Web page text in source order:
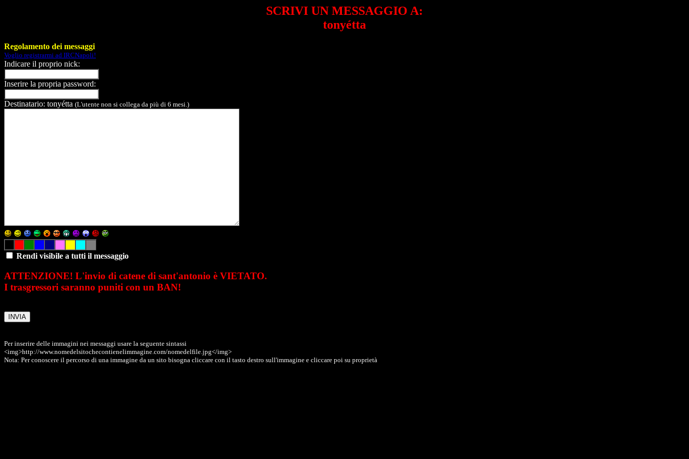
SCRIVI UN MESSAGGIO A:
tonyétta
Regolamento dei messaggi
Voglio registrarmi ad IRCNapoli!
Indicare il proprio nick:
Inserire la propria password:
Destinatario: tonyétta (L'utente non si collega da più di 6 mesi.)
Rendi visibile a tutti il messaggio
ATTENZIONE! L'invio di catene di sant'antonio è VIETATO.
I trasgressori saranno puniti con un BAN!
Per inserire delle immagini nei messaggi usare la seguente sintassi
<img>http://www.nomedelsitochecontienelimmagine.com/nomedelfile.jpg</img>
Nota: Per conoscere il percorso di una immagine da un sito bisogna cliccare con il tasto destro sull'immagine e cliccare poi su proprietà